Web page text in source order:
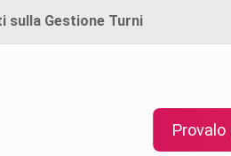
sulla Gestione Turni